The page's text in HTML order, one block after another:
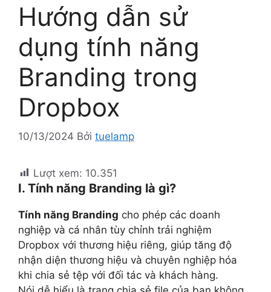
Hướng dẫn sử
dụng tính năng
Branding trong
Dropbox
10/13/2024 Bởi tuelamp
Lượt xem: 10.351
I. Tính năng Branding là gì?
Tính năng Branding cho phép các doanh
nghiệp và cá nhân tùy chỉnh trải nghiệm
Dropbox với thương hiệu riêng, giúp tăng độ
nhận diện thương hiệu và chuyên nghiệp hóa
khi chia sẻ tệp với đối tác và khách hàng.